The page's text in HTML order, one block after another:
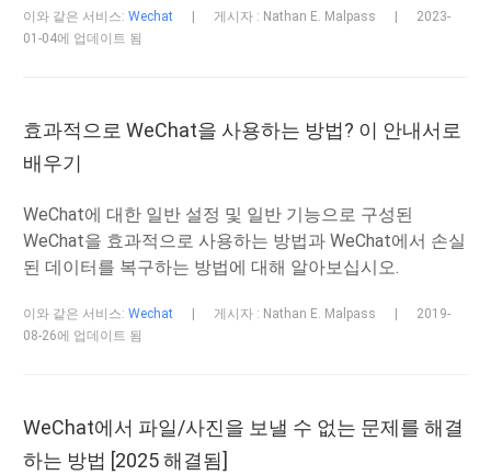
이와 같은 서비스:Wechat 게시자 : Nathan E. Malpass
2023-
01-04에 업데이트 됨
효과적으로 WeChat을 사용하는 방법? 이 안내서로
배우기
WeChat에 대한 일반 설정 및 일반 기능으로 구성된
WeChat을 효과적으로 사용하는 방법과 WeChat에서 손실
된 데이터를 복구하는 방법에 대해 알아보십시오.
이와 같은 서비스:Wechat 게시자 : Nathan E. Malpass
2019-
08-26에 업데이트 됨
WeChat에서 파일/사진을 보낼 수 없는 문제를 해결
하는 방법 [2025 해결됨]